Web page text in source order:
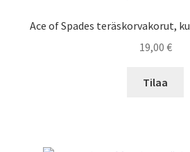
Ace of Spades teräskorvakorut,
19,00 €
Tilaa